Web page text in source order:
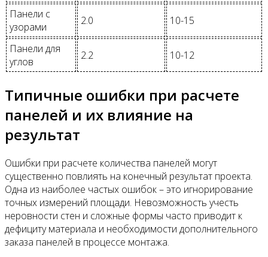
Панели с
узорами
2.0 10-15
Панели для
углов
2.2 10-12
Типичные ошибки при расчете
панелей и их влияние на
результат
Ошибки при расчете количества панелей могут
существенно повлиять на конечный результат проекта.
Одна из наиболее частых ошибок – это игнорирование
точных измерений площади. Невозможность учесть
неровности стен и сложные формы часто приводит к
дефициту материала и необходимости дополнительного
заказа панелей в процессе монтажа.